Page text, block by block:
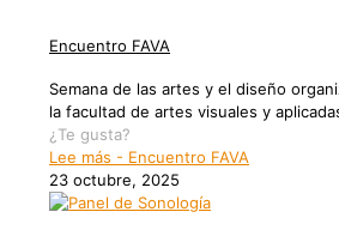
Encuentro FAVA
Semana de las artes y el diseño
la facultad de artes visuales y
¿Te gusta?
Lee más - Encuentro FAVA
23 octubre, 2025